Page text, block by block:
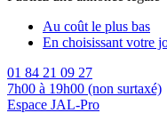
Au coût le plus bas
En choisissant votre
01 84 21 09 27
7h00 à 19h00 (non surtaxé)
Espace JAL-Pro